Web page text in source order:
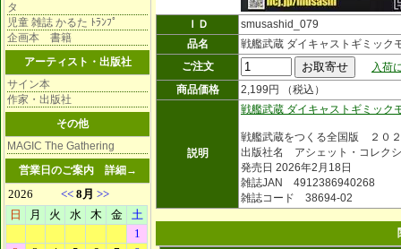
タ
児童 雑誌 かるた ﾄﾗﾝﾌﾟ
企画本 書籍
アーティスト・出版社
サイン本
作家・出版社
その他
MAGIC The Gathering
営業日のご案内 詳細→
ＩＤ
smusashid_079
品名
戦艦武蔵 ダイキャストギミック
ご注文
入荷
商品価格
2,199円 （税込）
説明
戦艦武蔵 ダイキャストギミック
戦艦武蔵をつくる全国版 ２０
出版社名 アシェット・コレク
発売日 2026年2月18日
雑誌JAN 4912386940268
雑誌コード 38694-02